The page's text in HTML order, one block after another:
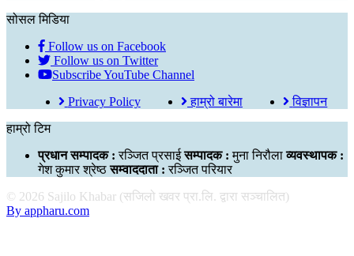
सोसल मिडिया
Follow us on Facebook
Follow us on Twitter
Subscribe YouTube Channel
Privacy Policy
हाम्रो बारेमा
विज्ञापन
हाम्रो टिम
प्रधान सम्पादक : रञ्जित प्रसाई सम्पादक : मुना निरौला व्यवस्थापक :
गेश कुमार श्रेष्ठसम्वाददाता : रञ्जित परियार
© 2026 Sajilo Khabar (सजिलो खवर प्रा.लि. द्वारा सञ्चालित)
By appharu.com